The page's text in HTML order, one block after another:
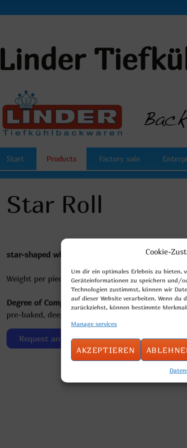
Cookie-
Um dir ein optimales Erlebnis zu bieten,
Geräteinformationen zu speichern und/
Technologien zustimmst, können wir
auf dieser Website verarbeiten. Wenn
zurückziehst, können bestimmte
Manage services
AKZEPTIEREN
Linder
Start Products Factory sale
Star Roll
star-shaped wheat roll, slightly floured
Weight per piece: 80g
Degree of Completion:
pre-baked, deep-frozen
Request an offer